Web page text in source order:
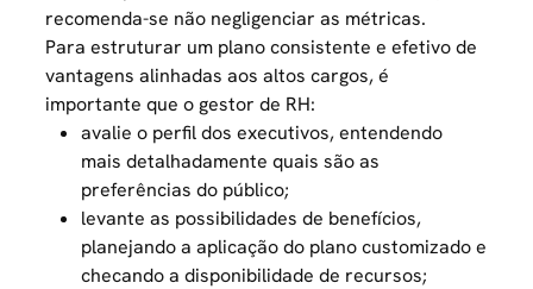
recomenda-se não negligenciar as métricas.
Para estruturar um plano consistente e efetivo de
vantagens alinhadas aos altos cargos, é
importante que o gestor de RH:
avalie o perfil dos executivos, entendendo
mais detalhadamente quais são as
preferências do público;
levante as possibilidades de benefícios,
planejando a aplicação do plano customizado e
checando a disponibilidade de recursos;